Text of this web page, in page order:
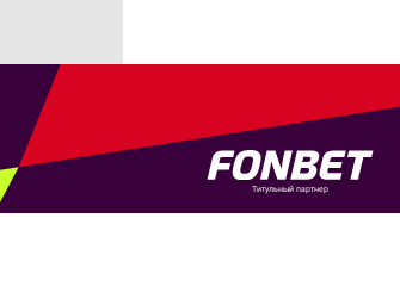
Титульный партнер